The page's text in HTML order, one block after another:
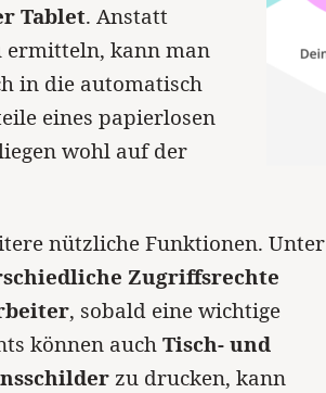
Tablet. Anstatt
ermitteln, kann man
in die automatisch
eines papierlosen
wohl auf der
nützliche Funktionen. Unter
Zugriffsrechte
, sobald eine wichtige
können auchTisch- und
zu drucken, kann